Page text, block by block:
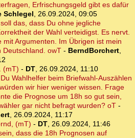
Erfrischungsgeld gibt es dafür
Schlegel, 26.09.2024, 09:05
das, dass Du ohne jegliche
der Wahl verteidigst. Es nervt.
mit Argumenten. Im Übrigen ist mein
Deutschland. owT - BerndBorchert,
(mT) - DT, 26.09.2024, 11:10
Wahlhelfer beim Briefwahl-Auszählen
wir hier weniger wissen. Frage
die Prognose um 18h so gut sein,
gar nicht befragt wurden? oT -
, 26.09.2024, 11:17
(mT) - DT, 26.09.2024, 11:46
dass die 18h Prognosen auf